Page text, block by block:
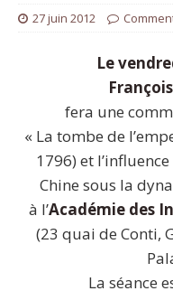
27 juin 2012
Le
fera une
« La tombe de
1796) et
Chine sous la
à l’Académie des
(23 quai de Conti,
La séance